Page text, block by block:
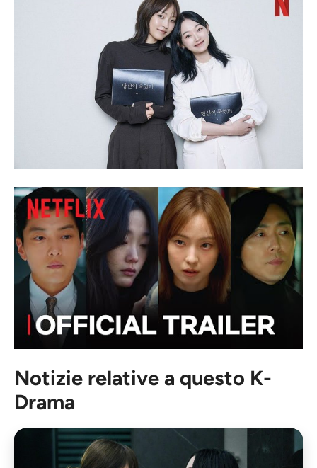
Notizie relative a questo K-
Drama